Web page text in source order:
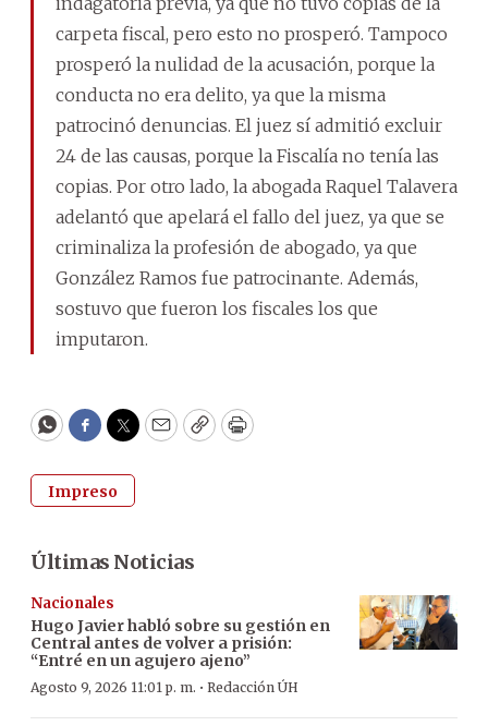
carpeta fiscal, pero esto no prosperó. Tampoco
prosperó la nulidad de la acusación, porque la
conducta no era delito, ya que la misma
patrocinó denuncias. El juez sí admitió excluir
24 de las causas, porque la Fiscalía no tenía las
copias. Por otro lado, la abogada Raquel Talavera
adelantó que apelará el fallo del juez, ya que se
criminaliza la profesión de abogado, ya que
González Ramos fue patrocinante. Además,
sostuvo que fueron los fiscales los que
imputaron.
WhatsApp
Facebook
Twitter
EmailCopyPrint
Impreso
Últimas Noticias
Nacionales
Hugo Javier habló sobre su gestión en
Central antes de volver a prisión:
“Entré en un agujero ajeno”
Agosto 9, 2026 11:01 p. m. · Redacción ÚH